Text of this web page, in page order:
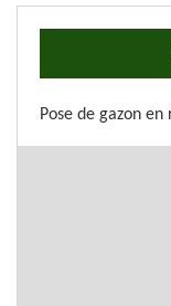
Pose de gazon